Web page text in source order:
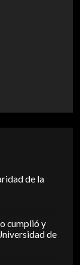
de la
cumplió y
de